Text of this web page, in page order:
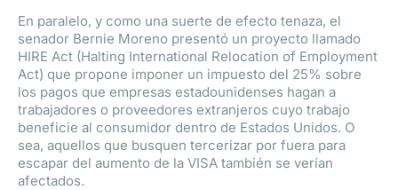
En paralelo, y como una suerte de efecto tenaza, el
senador Bernie Moreno presentó un proyecto llamado
HIRE Act (Halting International Relocation of Employment
Act) que propone imponer un impuesto del 25% sobre
los pagos que empresas estadounidenses hagan a
trabajadores o proveedores extranjeros cuyo trabajo
beneficie al consumidor dentro de Estados Unidos. O
sea, aquellos que busquen tercerizar por fuera para
escapar del aumento de la VISA también se verían
afectados.